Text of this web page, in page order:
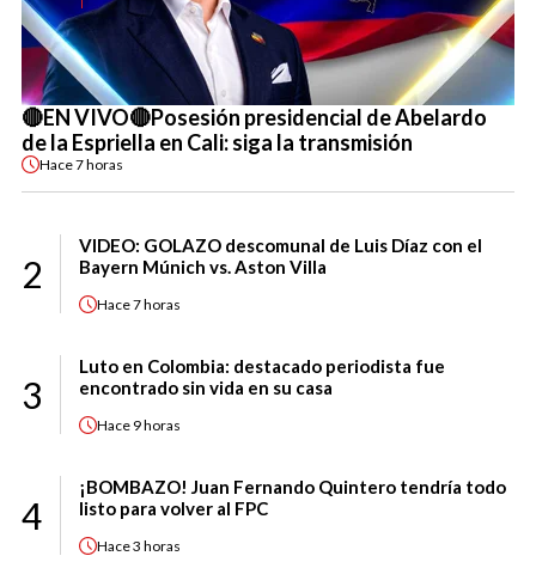
🔴EN VIVO🔴Posesión presidencial de Abelardo
de la Espriella en Cali: siga la transmisión
Hace7 horas
2
VIDEO: GOLAZO descomunal de Luis Díaz con el
Bayern Múnich vs. Aston Villa
Hace7 horas
3
Luto en Colombia: destacado periodista fue
encontrado sin vida en su casa
Hace 9 horas
4
¡BOMBAZO! Juan Fernando Quintero tendría todo
listo para volver al FPC
Hace3 horas